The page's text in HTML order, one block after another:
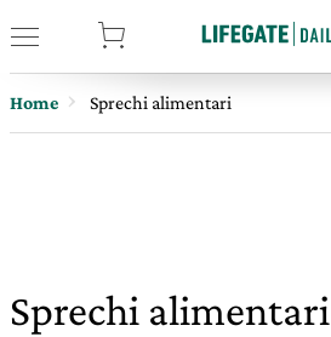
Home Sprechi alimentari
Sprechi alimentari